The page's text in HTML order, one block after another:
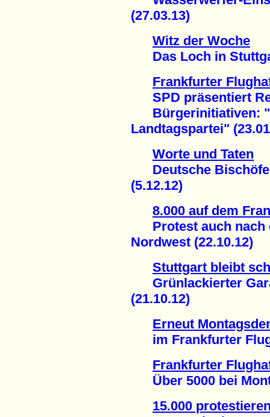
(27.03.13)
Witz der Woche
Das Loch in
Frankfurter
SPD präsentiert
Bürgerinitiativen:
Landtagspartei"
Worte und Taten
Deutsche Bischöfe
(5.12.12)
8.000 auf dem
Protest auch nach
Nordwest (22.10.12)
Stuttgart bleibt
Grünlackierter
(21.10.12)
Erneut
im Frankfurter
Frankfurter
Über 5000 bei
15.000